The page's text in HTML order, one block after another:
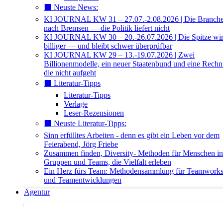
⬛️ Neuste News:
KI JOURNAL KW 31 – 27.07.-2.08.2026 | Die
nach Bremsen — die Politik liefert nicht
KI JOURNAL KW 30 – 20.-26.07.2026 | Die Spitze
billiger — und bleibt schwer überprüfbar
KI JOURNAL KW 29 – 13.-19.07.2026 | Zwei
Billionenmodelle, ein neuer Staatenbund und eine
die nicht aufgeht
⬛️ Literatur-Tipps
Literatur-Tipps
Verlage
Leser-Rezensionen
⬛️ Neuste Literatur-Tipps:
Sinn erfülltes Arbeiten - denn es gibt ein Leben vor dem
Feierabend, Jörg Friebe
Zusammen finden, Diversity- Methoden für Menschen in
Gruppen und Teams, die Vielfalt erleben
Ein Herz fürs Team: Methodensammlung für
und Teamentwicklungen
Agentur